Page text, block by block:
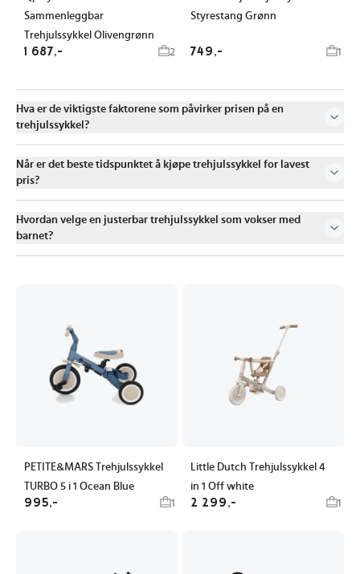
Sammenleggbar
Trehjulssykkel Olivengrønn
1 687,- 2
Styrestang Grønn
749,- 1
Hva er de viktigste faktorene som påvirker prisen på en
trehjulssykkel?
Når er det beste tidspunktet å kjøpe trehjulssykkel for lavest
pris?
Hvordan velge en justerbar trehjulssykkel som vokser med
barnet?
PETITE&MARS Trehjulssykkel
TURBO 5 i 1 Ocean Blue
995,- 1
Little Dutch Trehjulssykkel 4
in 1 Off white
2 299,- 1